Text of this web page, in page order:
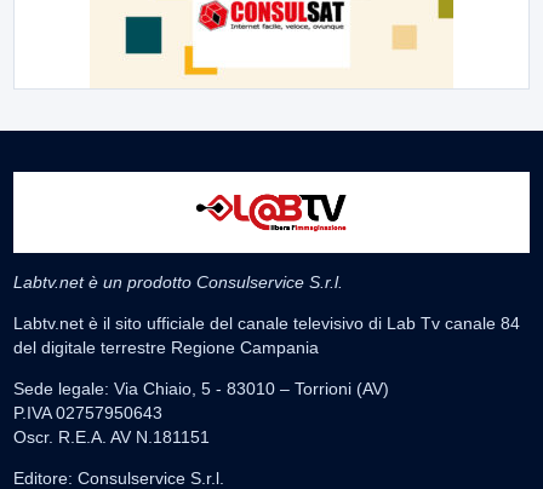
Labtv.net è un prodotto Consulservice S.r.l.
Labtv.net è il sito ufficiale del canale televisivo di Lab Tv canale 84
del digitale terrestre Regione Campania
Sede legale: Via Chiaio, 5 - 83010 – Torrioni (AV)
P.IVA 02757950643
Oscr. R.E.A. AV N.181151
Editore: Consulservice S.r.l.